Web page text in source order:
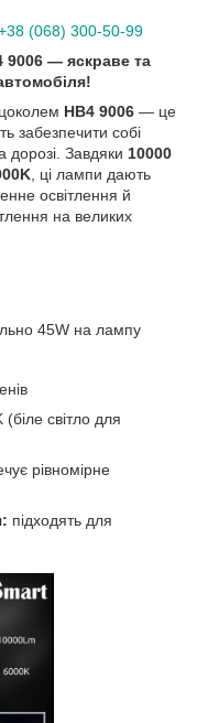
(068) 300-50-99
9006 — яскраве та
HB4 9006 — це
забезпечити собі
дорозі. Завдяки 10000
, ці лампи дають
освітлення й
на великих
45W на лампу
(біле світло для
рівномірне
підходять для